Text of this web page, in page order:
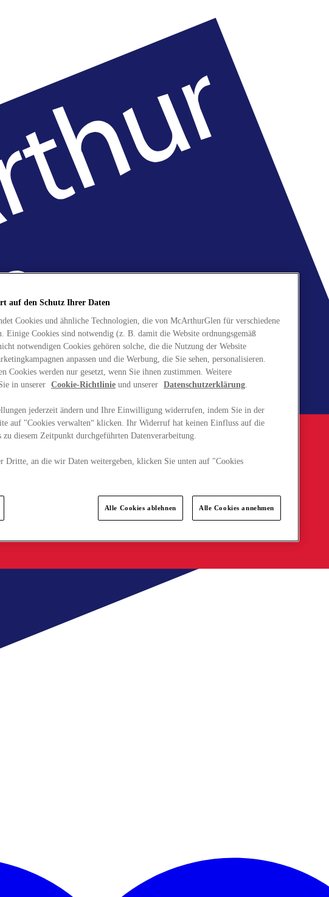
auf den Schutz Ihrer Daten
Cookies und ähnliche Technologien, die von McArthurGlen für verschiedene
Einige Cookies sind notwendig (z. B. damit die Website ordnungsgemäß
notwendigen Cookies gehören solche, die die Nutzung der Website
anpassen und die Werbung, die Sie sehen, personalisieren.
Cookies werden nur gesetzt, wenn Sie ihnen zustimmen. Weitere
in unserer Cookie-Richtlinie und unserer Datenschutzerklärung.
jederzeit ändern und Ihre Einwilligung widerrufen, indem Sie in der
auf "Cookies verwalten“ klicken. Ihr Widerruf hat keinen Einfluss auf die
zu diesem Zeitpunkt durchgeführten Datenverarbeitung.
Dritte, an die wir Daten weitergeben, klicken Sie unten auf "Cookies
Alle Cookies ablehnen Alle Cookies annehmen